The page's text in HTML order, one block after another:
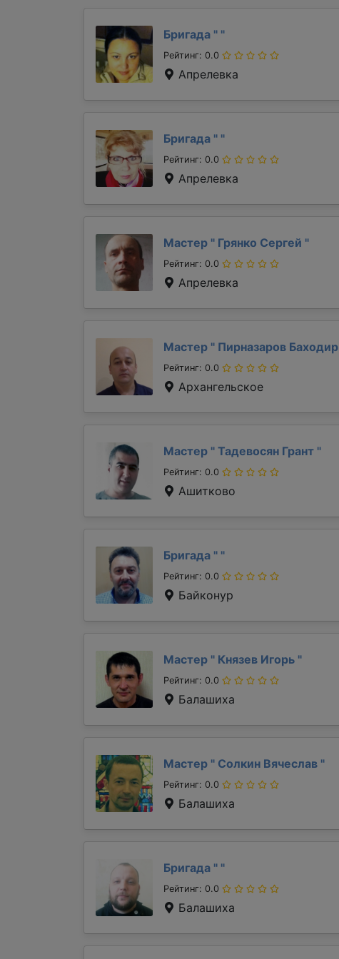
Бригада " "
Рейтинг: 0.0
Апрелевка
Бригада " "
Рейтинг: 0.0
Апрелевка
Мастер " Грянко Сергей "
Рейтинг: 0.0
Апрелевка
Мастер " Пирназаров Баходир
Рейтинг: 0.0
Архангельское
Мастер " Тадевосян Грант "
Рейтинг: 0.0
Ашитково
Бригада " "
Рейтинг: 0.0
Байконур
Мастер " Князев Игорь "
Рейтинг: 0.0
Балашиха
Мастер " Солкин Вячеслав "
Рейтинг: 0.0
Балашиха
Бригада " "
Рейтинг: 0.0
Балашиха